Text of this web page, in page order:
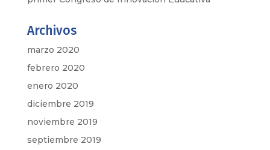
Archivos
marzo 2020
febrero 2020
enero 2020
diciembre 2019
noviembre 2019
septiembre 2019